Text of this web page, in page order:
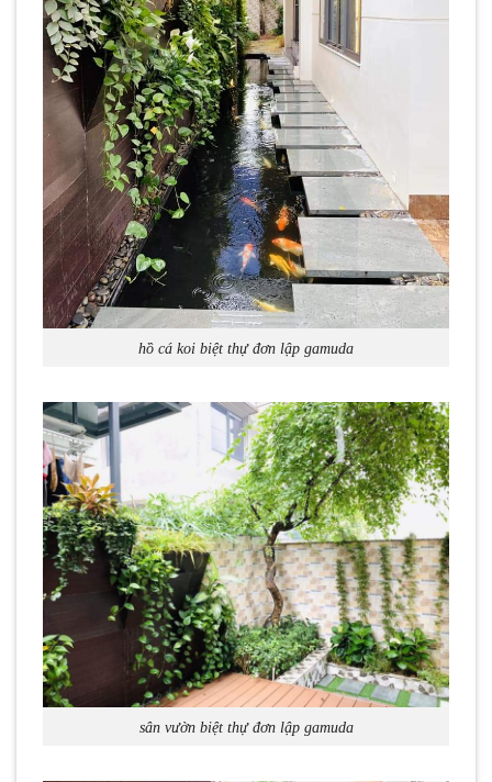
hồ cá koi biệt thự đơn lập gamuda
sân vườn biệt thự đơn lập gamuda